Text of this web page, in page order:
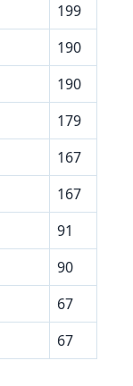
199
190
190
179
167
167
91
90
67
67